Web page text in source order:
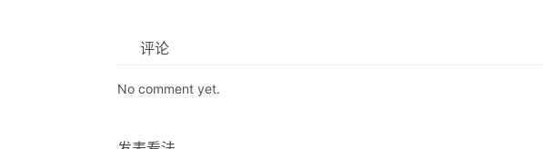
评论
No comment yet.